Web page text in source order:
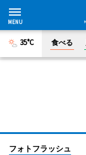
35°C 食べる
フォトフラッシュ